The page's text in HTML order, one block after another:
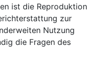
ist die Reproduktion
zur
Nutzung
die Fragen des